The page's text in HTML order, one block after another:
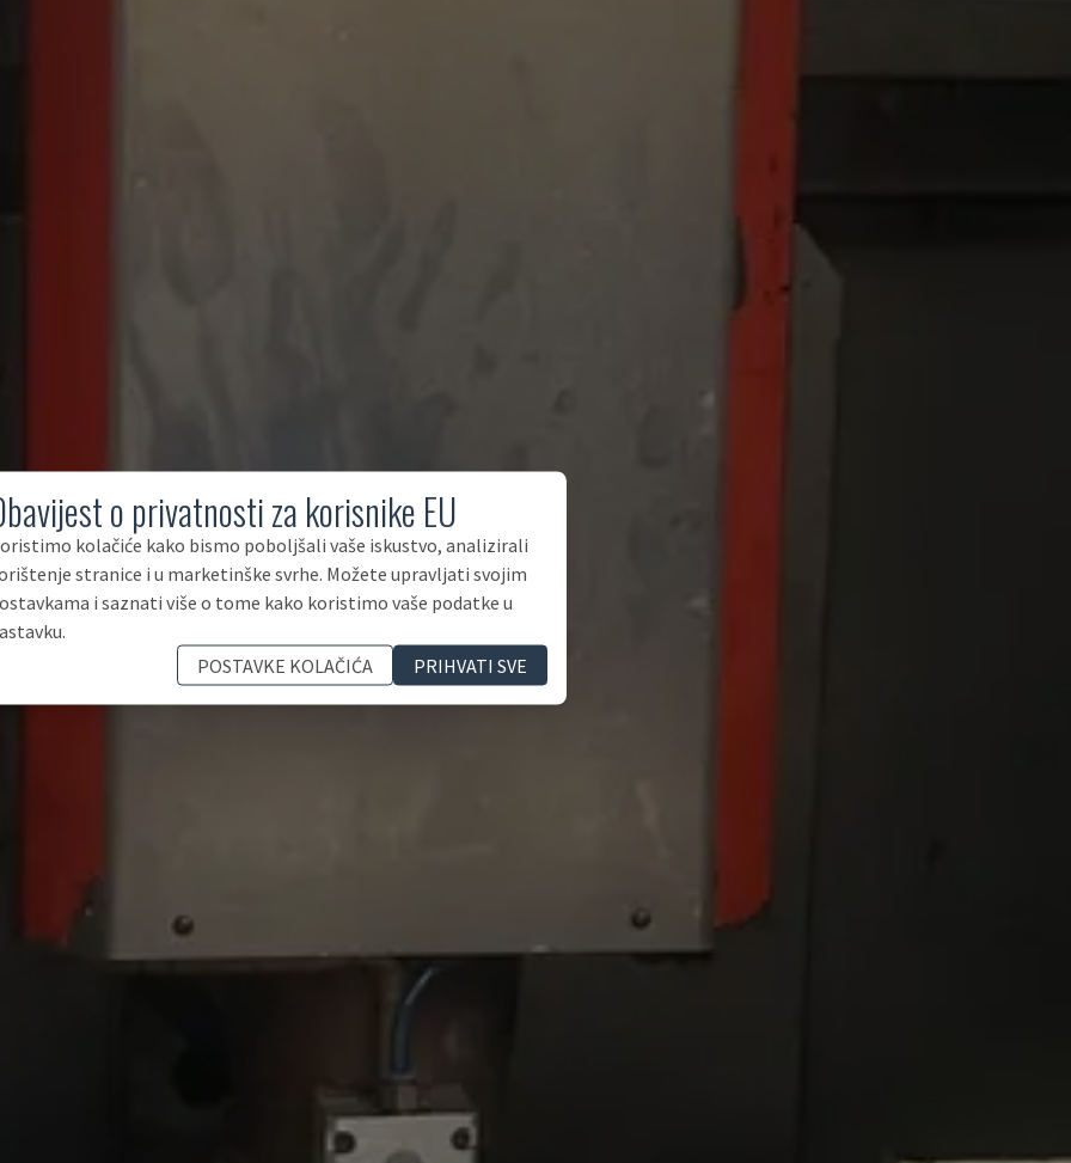
o privatnosti za korisnike EU
kolačiće kako bismo poboljšali vaše iskustvo, analizirali
stranice i u marketinške svrhe. Možete upravljati svojim
i saznati više o tome kako koristimo vaše podatke u
POSTAVKE KOLAČIĆA
PRIHVATI SVE